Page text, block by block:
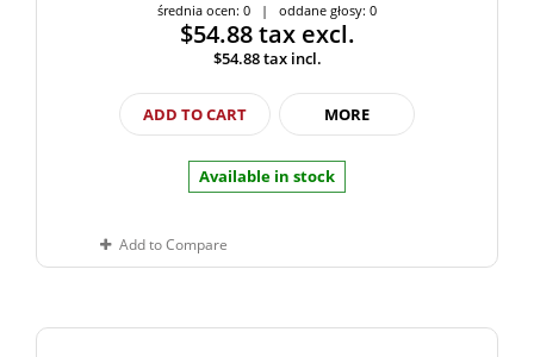
średnia ocen: 0 | oddane głosy: 0
$54.88tax excl.
$54.88tax incl.
ADD TO CART MORE
Available in stock
Add to Compare